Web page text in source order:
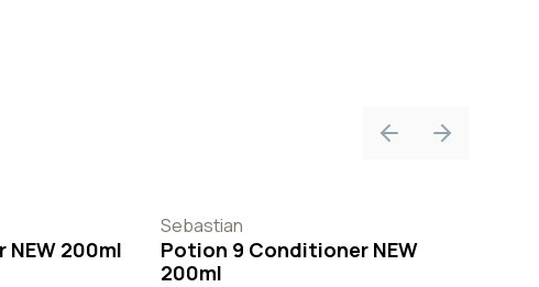
Previous slide
Next slide
200ml
Sebastian
Potion 9 Conditioner NEW
200ml